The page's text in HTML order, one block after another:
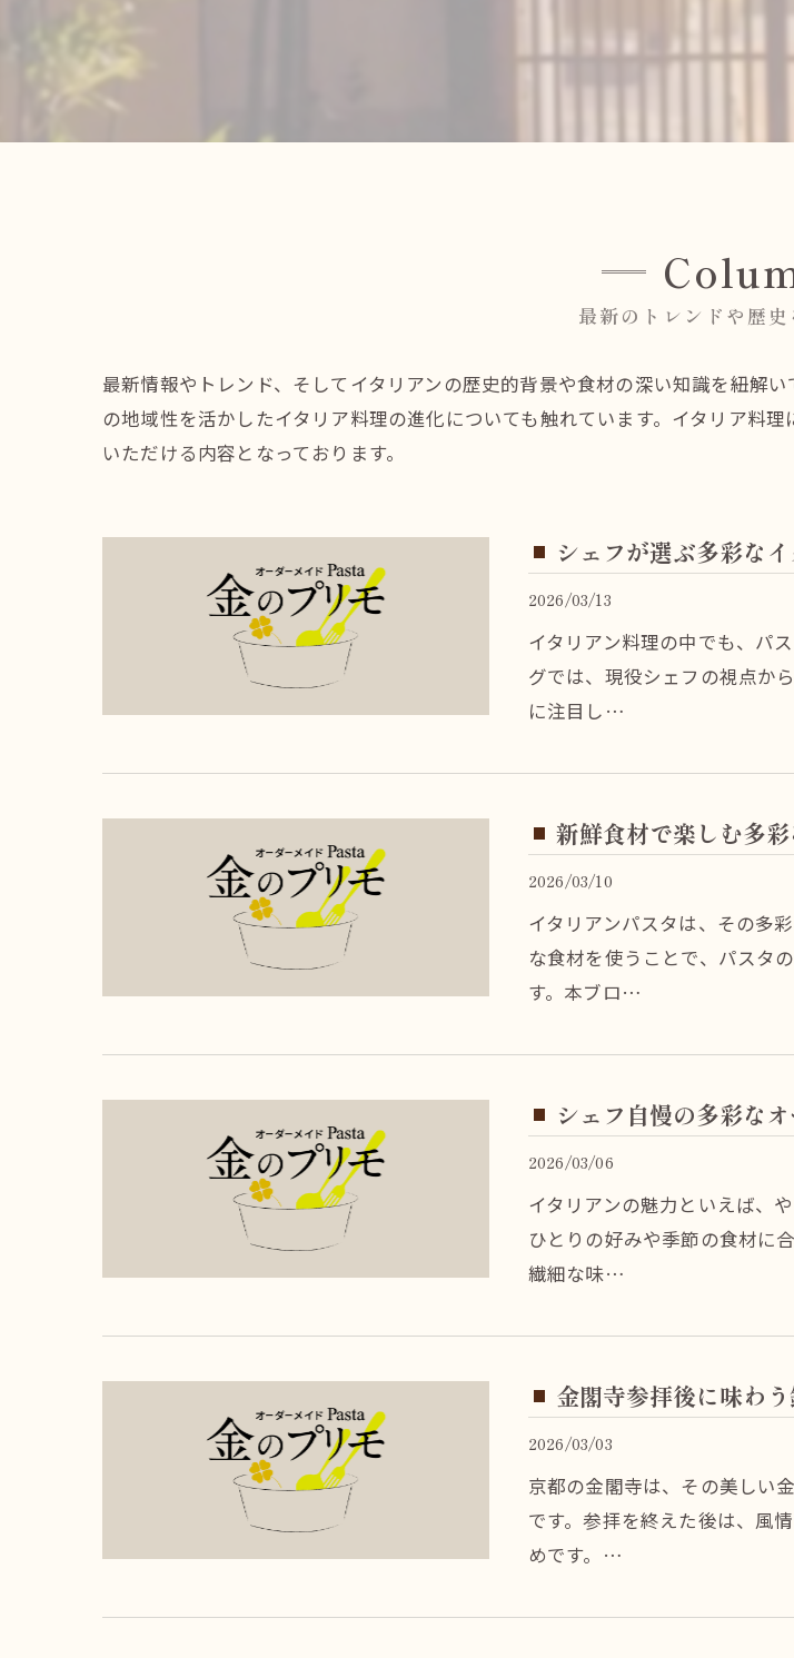
最新のトレンドや歴
最新情報やトレンド、そしてイタリアンの歴史的背景や食材の深い知識を紐解
の地域性を活かしたイタリア料理の進化についても触れています。イタリア料
いただける内容となっております。
シェフが選ぶ多彩な
2026/03/13
イタリアン料理の中でも、パ
グでは、現役シェフの視点か
に注目し…
新鮮食材で楽しむ多
2026/03/10
イタリアンパスタは、その多
な食材を使うことで、パスタ
す。本ブロ…
シェフ自慢の多彩な
2026/03/06
イタリアンの魅力といえば、
ひとりの好みや季節の食材に
繊細な味…
金閣寺参拝後に味わ
2026/03/03
京都の金閣寺は、その美しい
です。参拝を終えた後は、風
めです。…